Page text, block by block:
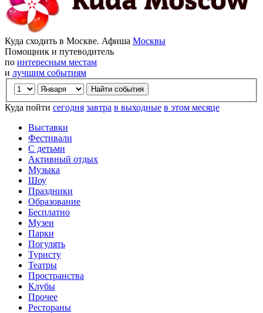
Куда сходить в Москве. Афиша Москвы
Помощник и путеводитель
по интересным местам
и лучшим событиям
Куда пойти сегодня завтра в выходные в этом месяце
Выставки
Фестивали
С детьми
Активный отдых
Музыка
Шоу
Праздники
Образование
Бесплатно
Музеи
Парки
Погулять
Туристу
Театры
Пространства
Клубы
Прочее
Рестораны